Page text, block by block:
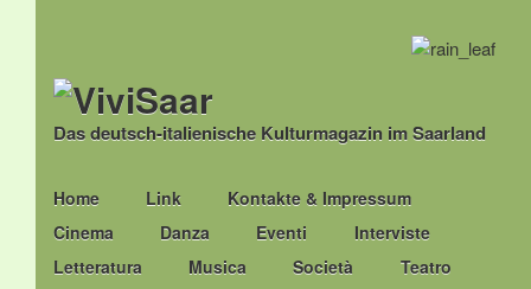
Das deutsch-italienische Kulturmagazin im Saarland
Main menu
Skip
to
content
Home Link
Kontakte & Impressum
Cinema
Danza Eventi
Interviste
Letteratura
Musica Società Teatro